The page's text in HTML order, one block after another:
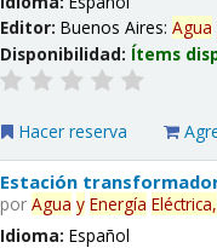
Editor:Buenos Aires:Agua
Disponibilidad: Ítems
Hacer reserva
Estación
porAgua y Energía Eléctrica,
Idioma:Español